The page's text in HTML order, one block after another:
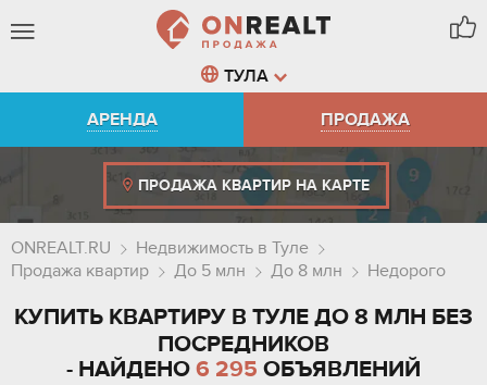
ТУЛА
АРЕНДА
ПРОДАЖА
ПРОДАЖА КВАРТИР НА КАРТЕ
ONREALT.RU
Недвижимость в Туле
Продажа квартир
До 5 млн До 8 млн Недорого
КУПИТЬ КВАРТИРУ В ТУЛЕ ДО 8 МЛН БЕЗ
ПОСРЕДНИКОВ
- НАЙДЕНО 6 295 ОБЪЯВЛЕНИЙ